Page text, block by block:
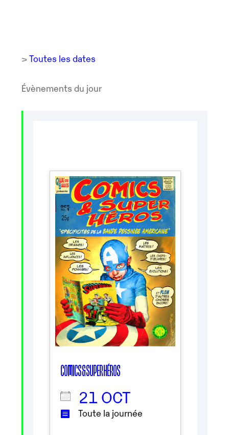
> Toutes les dates
Évènements du jour
COMICS & SUPER HÉROS
21 OCT
Toute la journée